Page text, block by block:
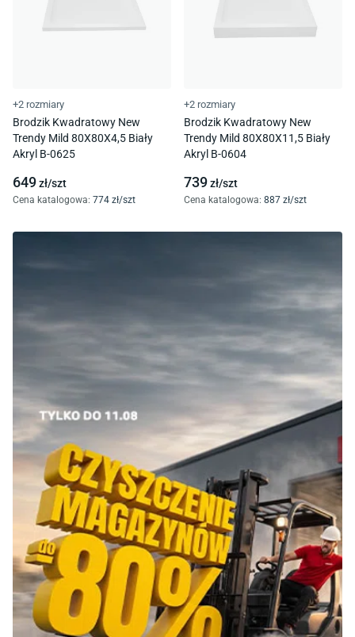
+2 rozmiary
Brodzik Kwadratowy New
Trendy Mild 80X80X4,5 Biały
Akryl B-0625
649zł/szt
Cena katalogowa: 774 zł/szt
+2 rozmiary
Brodzik Kwadratowy New
Trendy Mild 80X80X11,5 Biały
Akryl B-0604
739zł/szt
Cena katalogowa: 887 zł/szt